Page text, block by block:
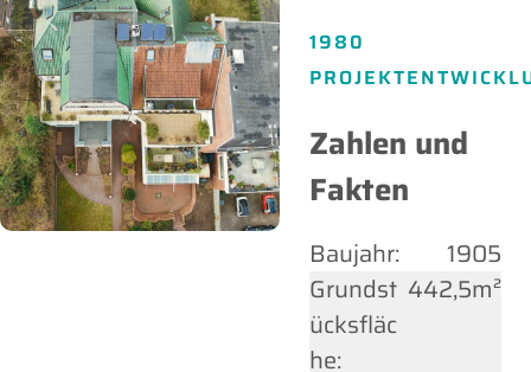
1980
Zahlen und
Fakten
Baujahr:
1905
Grundst
ücksfläc
he:
442,5m²